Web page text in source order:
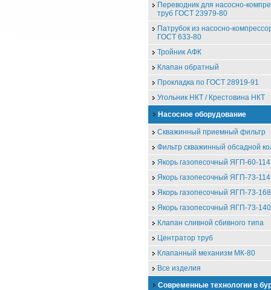
Переводник для насосно-
труб ГОСТ 23979-80
Патрубок из насосно-
ГОСТ 633-80
Тройник АФК
Клапан обратный
Прокладка по ГОСТ 28919-91
Угольник НКТ / Крестовина НКТ
Насосное оборудование
Скважинный приемный фильтр
Фильтр скважинный обсадной
Якорь газопесочный ЯГП-60-
Якорь газопесочный ЯГП-73-114
Якорь газопесочный ЯГП-73-168
Якорь газопесочный ЯГП-73-140
Клапан сливной сбивного типа
Центратор труб
Клапанный механизм МК-80
Все изделия
Современные технологии в